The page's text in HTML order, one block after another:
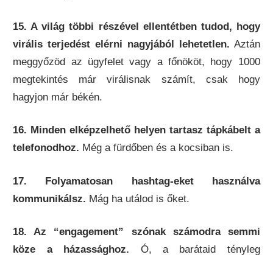
15. A világ többi részével ellentétben tudod, hogy
virális terjedést elérni nagyjából lehetetlen. Aztán
meggyőzöd az ügyfelet vagy a főnököt, hogy 1000
megtekintés már virálisnak számít, csak hogy
hagyjon már békén.
16. Minden elképzelhető helyen tartasz tápkábelt a
telefonodhoz. Még a fürdőben és a kocsiban is.
17. Folyamatosan hashtag-eket használva
kommunikálsz. Mág ha utálod is őket.
18. Az “engagement” szónak számodra semmi
köze a házassághoz. Ó, a barátaid tényleg